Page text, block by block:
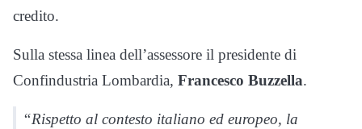
credito.
Sulla stessa linea dell’assessore il presidente di
Confindustria Lombardia, Francesco Buzzella.
“Rispetto al contesto italiano ed europeo, la